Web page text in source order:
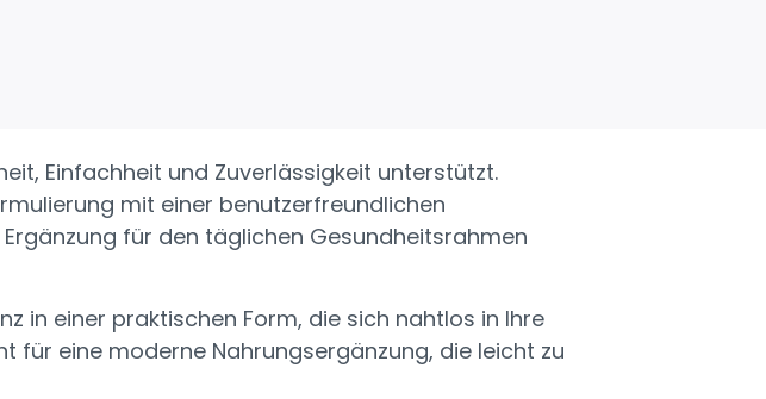
Einfachheit und Zuverlässigkeit unterstützt.
mit einer benutzerfreundlichen
für den täglichen Gesundheitsrahmen
in einer praktischen Form, die sich nahtlos in Ihre
für eine moderne Nahrungsergänzung, die leicht zu